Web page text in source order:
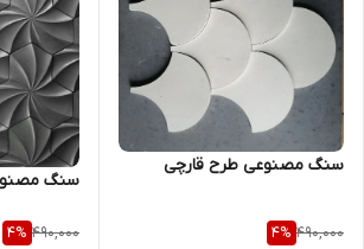
سنگ مصنوعی طرح قارچی
490,000
4%
سنگ
490,000
4%